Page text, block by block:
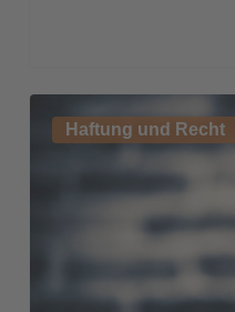
Niederschlagsablauf,
Starkregen
Haftung und Recht